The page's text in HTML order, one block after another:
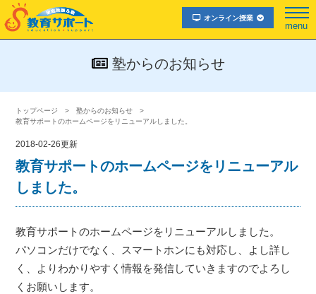
オンライン授業
menu
塾からのお知らせ
トップページ
塾からのお知らせ
教育サポートのホームページをリニューアルしました。
2018-02-26更新
教育サポートのホームページをリニューアル
しました。
教育サポートのホームページをリニューアルしました。
パソコンだけでなく、スマートホンにも対応し、よし詳し
く、よりわかりやすく情報を発信していきますのでよろし
くお願いします。